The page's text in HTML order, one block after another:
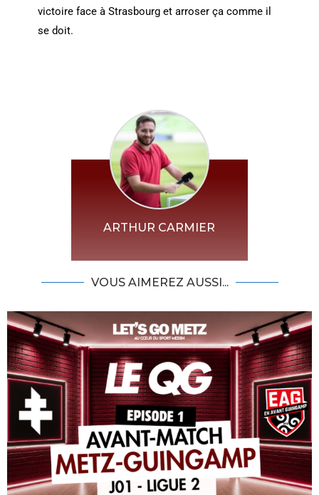
victoire face à Strasbourg et arroser ça comme il
se doit.
ARTHUR CARMIER
VOUS AIMEREZ AUSSI...